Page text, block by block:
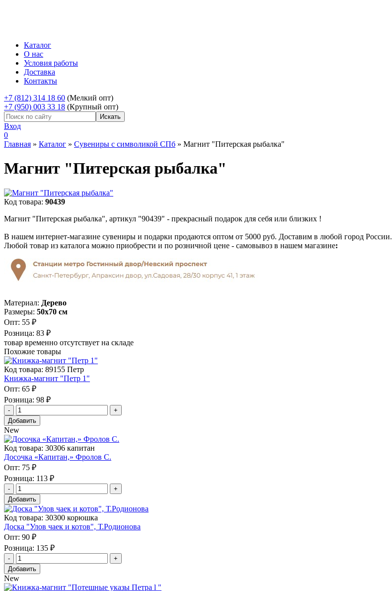
Каталог
О нас
Условия работы
Доставка
Контакты
+7 (812) 314 18 60 (Мелкий опт)
+7 (950) 003 33 18 (Крупный опт)
Вход
0
Главная » Каталог » Сувениры с символикой СПб » Магнит "Питерская рыбалка"
Магнит "Питерская рыбалка"
Код товара: 90439
Магнит "Питерская рыбалка", артикул "90439" - прекрасный подарок для себя или близких !
В нашем интернет-магазине сувениры и подарки продаются оптом от 5000 руб. Доставим в любой город России.
Любой товар из каталога можно приобрести и по розничной цене - самовывоз в нашем магазине:
Материал: Дерево
Размеры: 50х70 см
Опт: 55 ₽
Розница: 83 ₽
товар временно отсутствует на складе
Похожие товары
Код товара: 89155 Петр
Книжка-магнит "Петр 1"
Опт: 65 ₽
Розница: 98 ₽
Добавить
New
Код товара: 30306 капитан
Досочка «Капитан,» Фролов С.
Опт: 75 ₽
Розница: 113 ₽
Добавить
Код товара: 30300 корюшка
Доска "Улов чаек и котов", Т.Родионова
Опт: 90 ₽
Розница: 135 ₽
Добавить
New